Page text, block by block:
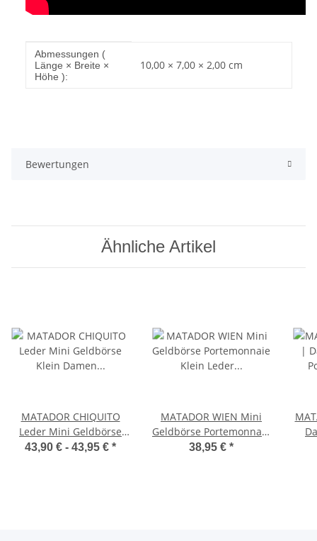
Produkteigenschaft
Wert
Abmessungen (
Länge × Breite ×
Höhe ):
10,00 × 7,00 × 2,00 cm
Bewertungen
Ähnliche Artikel
MATADOR CHIQUITO
Leder Mini Geldbörse
Klein Damen Herren
43,90 € - 43,95 € *
MATADOR WIEN Mini
Geldbörse Portemonnaie
Klein Leder RFID TüV
38,95 € *